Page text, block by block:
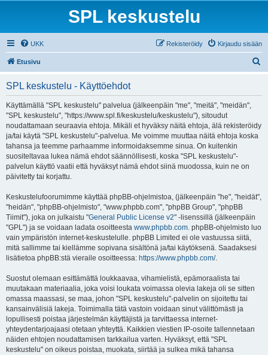
SPL keskustelu
UKK Kirjaudu sisään
Rekisteröidy
Etusivu
SPL keskustelu - Käyttöehdot
Käyttämällä "SPL keskustelu" palvelua (jälkeenpäin "me", "meitä", "meidän",
"SPL keskustelu", "https://www.spl.fi/keskustelu/keskustelu"), sitoudut
noudattamaan seuraavia ehtoja. Mikäli et hyväksy näitä ehtoja, älä rekisteröidy
ja/tai käytä "SPL keskustelu"-palvelua. Me voimme muuttaa näitä ehtoja koska
tahansa ja teemme parhaamme informoidaksemme sinua. On kuitenkin
suositeltavaa lukea nämä ehdot säännöllisesti, koska "SPL keskustelu"-
palvelun käyttö vaatii että hyväksyt nämä ehdot siinä muodossa, kuin ne on
päivitetty tai korjattu.
Keskustelufoorumimme käyttää phpBB-ohjelmistoa, (jälkeenpäin "he", "heidät",
"heidän", "phpBB-ohjelmisto", "www.phpbb.com", "phpBB Group", "phpBB
Tiimit"), joka on julkaistu "General Public License v2" -lisenssillä (jälkeenpäin
"GPL") ja se voidaan ladata osoitteesta www.phpbb.com. phpBB-ohjelmisto luo
vain ympäristön internet-keskustelulle. phpBB Limited ei ole vastuussa siitä,
mitä sallimme tai kiellämme sopivana sisältönä ja/tai käytöksenä. Saadaksesi
lisätietoa phpBB:stä vieraile osoitteessa: https://www.phpbb.com/.
Suostut olemaan esittämättä loukkaavaa, vihamielistä, epämoraalista tai
muutakaan materiaalia, joka voisi loukata voimassa olevia lakeja oli se sitten
omassa maassasi, se maa, johon "SPL keskustelu"-palvelin on sijoitettu tai
kansainvälisiä lakeja. Toimimalla tätä vastoin voidaan sinut välittömästi ja
lopullisesti poistaa järjestelmän käyttäjistä ja tarvittaessa internet-
yhteydentarjoajaasi otetaan yhteyttä. Kaikkien viestien IP-osoite tallennetaan
näiden ehtojen noudattamisen tarkkailua varten. Hyväksyt, että "SPL
keskustelu" on oikeus poistaa, muokata, siirtää ja sulkea mikä tahansa